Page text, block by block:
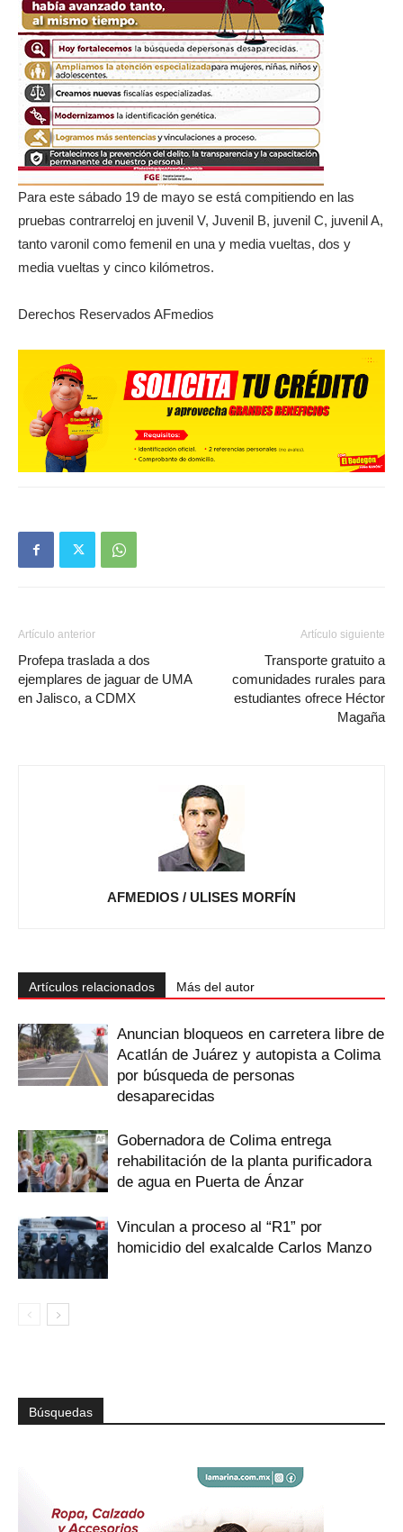
Para este sábado 19 de mayo se está compitiendo en las
pruebas contrarreloj en juvenil V, Juvenil B, juvenil C, juvenil A,
tanto varonil como femenil en una y media vueltas, dos y
media vueltas y cinco kilómetros.
Derechos Reservados AFmedios
Artículo anterior
Profepa traslada a dos
ejemplares de jaguar de UMA
en Jalisco, a CDMX
Artículo siguiente
Transporte gratuito a
comunidades rurales para
estudiantes ofrece Héctor
Magaña
AFMEDIOS / ULISES MORFÍN
Artículos relacionados Más del autor
Anuncian bloqueos en carretera libre de
Acatlán de Juárez y autopista a Colima
por búsqueda de personas
desaparecidas
Gobernadora de Colima entrega
rehabilitación de la planta purificadora
de agua en Puerta de Ánzar
Vinculan a proceso al “R1” por
homicidio del exalcalde Carlos Manzo
Búsquedas